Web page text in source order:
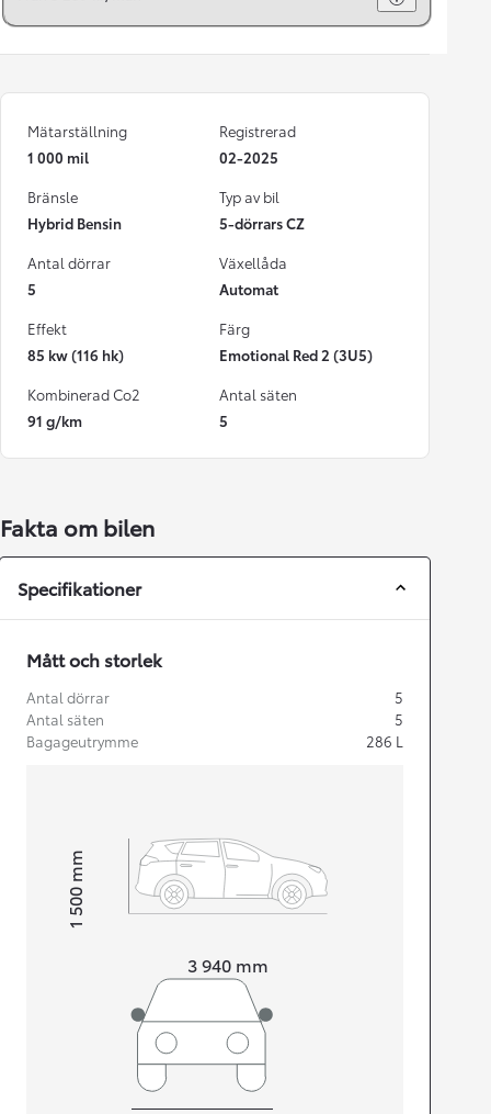
Mätarställning
1 000 mil
Registrerad
02-2025
Bränsle
Hybrid Bensin
Typ av bil
5-dörrars CZ
Antal dörrar
5
Växellåda
Automat
Effekt
85 kw (116 hk)
Färg
Emotional Red 2 (3U5)
Kombinerad Co2
91 g/km
Antal säten
5
Fakta om bilen
Specifikationer
Mått och storlek
Antal dörrar
5
Antal säten
5
Bagageutrymme
286 L
3 940 mm
Height1 500
mm